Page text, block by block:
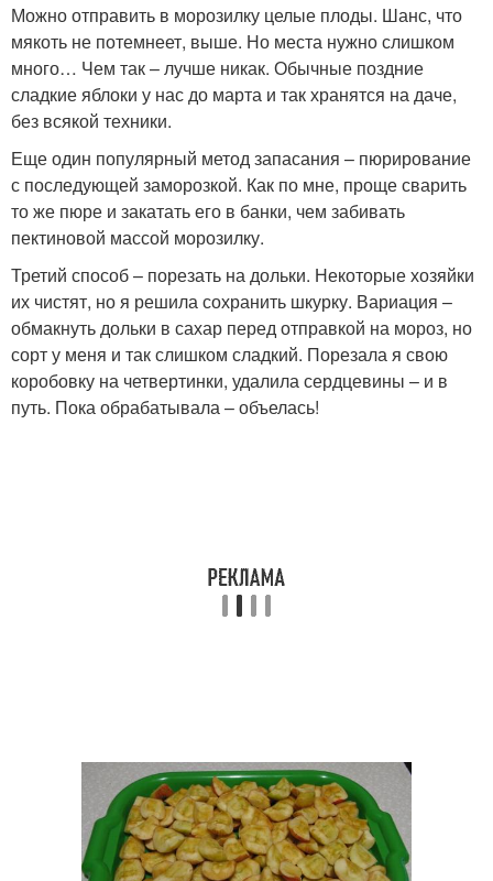
Можно отправить в морозилку целые плоды. Шанс, что
мякоть не потемнеет, выше. Но места нужно слишком
много… Чем так – лучше никак. Обычные поздние
сладкие яблоки у нас до марта и так хранятся на даче,
без всякой техники.
Еще один популярный метод запасания – пюрирование
с последующей заморозкой. Как по мне, проще сварить
то же пюре и закатать его в банки, чем забивать
пектиновой массой морозилку.
Третий способ – порезать на дольки. Некоторые хозяйки
их чистят, но я решила сохранить шкурку. Вариация –
обмакнуть дольки в сахар перед отправкой на мороз, но
сорт у меня и так слишком сладкий. Порезала я свою
коробовку на четвертинки, удалила сердцевины – и в
путь. Пока обрабатывала – объелась!